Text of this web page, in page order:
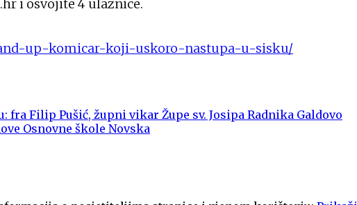
i osvojite 4 ulaznice.
up-komicar-koji-uskoro-nastupa-u-sisku/
fra Filip Pušić, župni vikar Župe sv. Josipa Radnika Galdovo
Osnovne škole Novska